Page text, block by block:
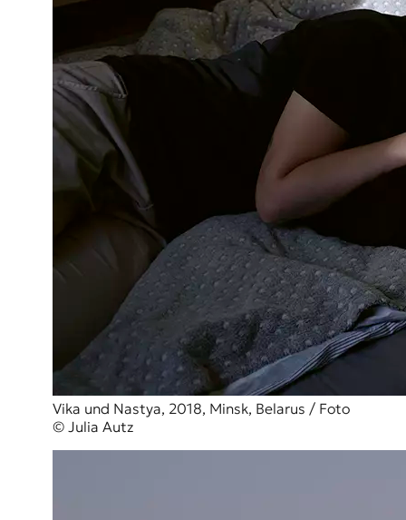
Vika und Nastya, 2018, Minsk, Belarus / Foto
© Julia Autz